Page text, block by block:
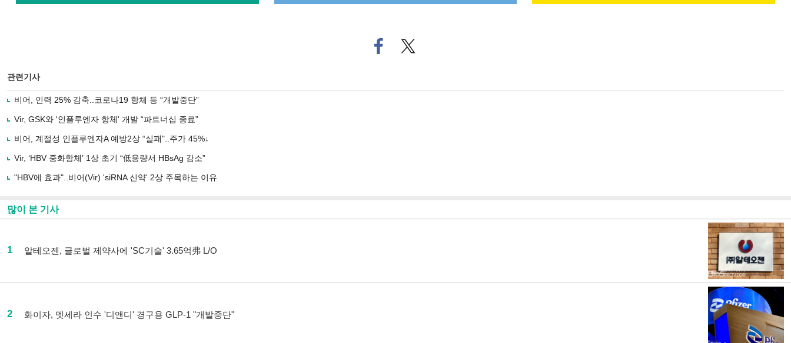
페
이
트위
터로
관련기사
비어, 인력 25% 감축..코로나19 항체 등 “개발중단”
Vir, GSK와 '인플루엔자 항체' 개발 “파트너십 종료”
비어, 계절성 인플루엔자A 예방2상 “실패"..주가 45%↓
Vir, ‘HBV 중화항체’ 1상 초기 “低용량서 HBsAg 감소”
"HBV에 효과"..비어(Vir) 'siRNA 신약' 2상 주목하는 이유
많이 본 기사
1 알테오젠, 글로벌 제약사에 'SC기술' 3.65억弗 L/O
2 화이자, 멧세라 인수 '디앤디' 경구용 GLP-1 "개발중단"